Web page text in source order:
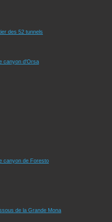
des 52 tunnels
canyon d'Orsa
canyon de Foresto
de la Grande Mona